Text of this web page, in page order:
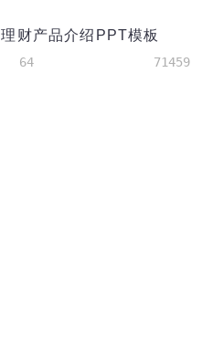
理财产品介绍PPT模板
64 71459